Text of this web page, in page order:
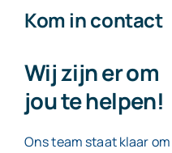
Kom in contact
Wij zijn er om
jou te helpen!
Ons team staat klaar om